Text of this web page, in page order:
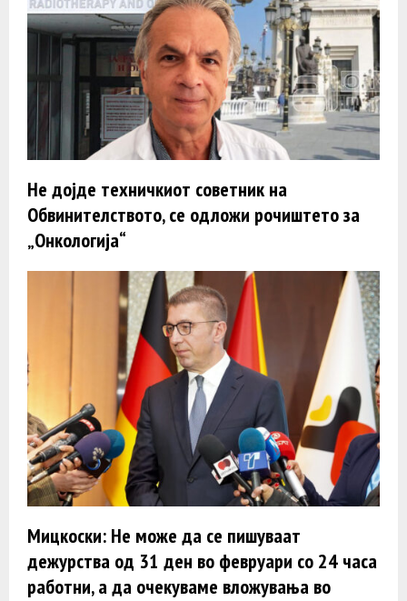
Не дојде техничкиот советник на
Обвинителството, се одложи рочиштето за
„Онкологија“
Мицкоски: Не може да се пишуваат
дежурства од 31 ден во февруари со 24 часа
работни, а да очекуваме вложувања во